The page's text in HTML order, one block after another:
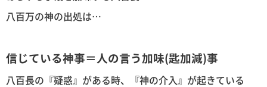
八百万の神の出処は…
信じている神事＝人の言う加味(匙加減)事
八百長の『疑惑』がある時、『神の介入』が起きている